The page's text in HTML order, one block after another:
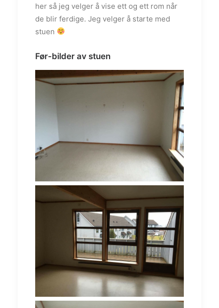
her så jeg velger å vise ett og ett rom når
de blir ferdige. Jeg velger å starte med
stuen
Før-bilder av stuen